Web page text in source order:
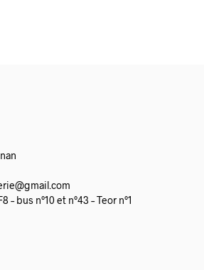
– bus n°10 et n°43 – Teor n°1